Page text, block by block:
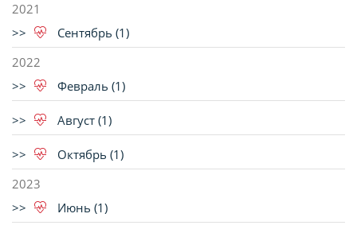
2021
Сентябрь (1)
2022
Февраль (1)
Август (1)
Октябрь (1)
2023
Июнь (1)